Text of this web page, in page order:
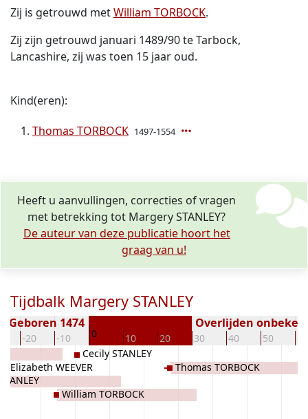
Zij is getrouwd metWilliam TORBOCK.
Zij zijn getrouwd januari 1489/90 te Tarbock,
Lancashire, zij was toen 15 jaar oud.
Kind(eren):
Thomas TORBOCK 1497-1554
Heeft u aanvullingen, correcties of vragen
met betrekking tot Margery STANLEY?
De auteur van deze publicatie hoort het
graag van u!
Tijdbalk Margery STANLEY
-20 -10 0 10 20 30 40 50
Geboren 1474 Overlijden
Elizabeth WEEVER
William TORBOCK
Cecily STANLEY
Thomas TORBOCK